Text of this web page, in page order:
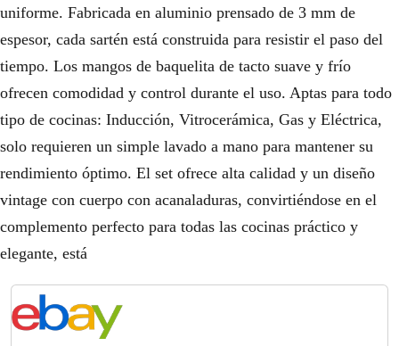
uniforme. Fabricada en aluminio prensado de 3 mm de
espesor, cada sartén está construida para resistir el paso del
tiempo. Los mangos de baquelita de tacto suave y frío
ofrecen comodidad y control durante el uso. Aptas para todo
tipo de cocinas: Inducción, Vitrocerámica, Gas y Eléctrica,
solo requieren un simple lavado a mano para mantener su
rendimiento óptimo. El set ofrece alta calidad y un diseño
vintage con cuerpo con acanaladuras, convirtiéndose en el
complemento perfecto para todas las cocinas práctico y
elegante, está